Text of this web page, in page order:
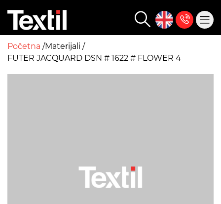
Početna Materijali
FUTER JACQUARD DSN # 1622 # FLOWER 4